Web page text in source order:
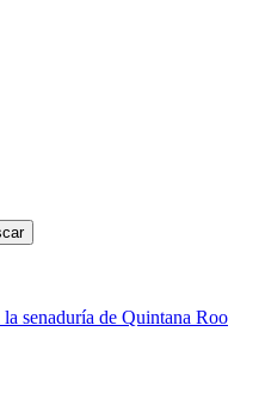
senaduría de Quintana Roo